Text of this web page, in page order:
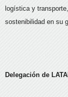
logística y
sostenibilidad en su
Delegación de